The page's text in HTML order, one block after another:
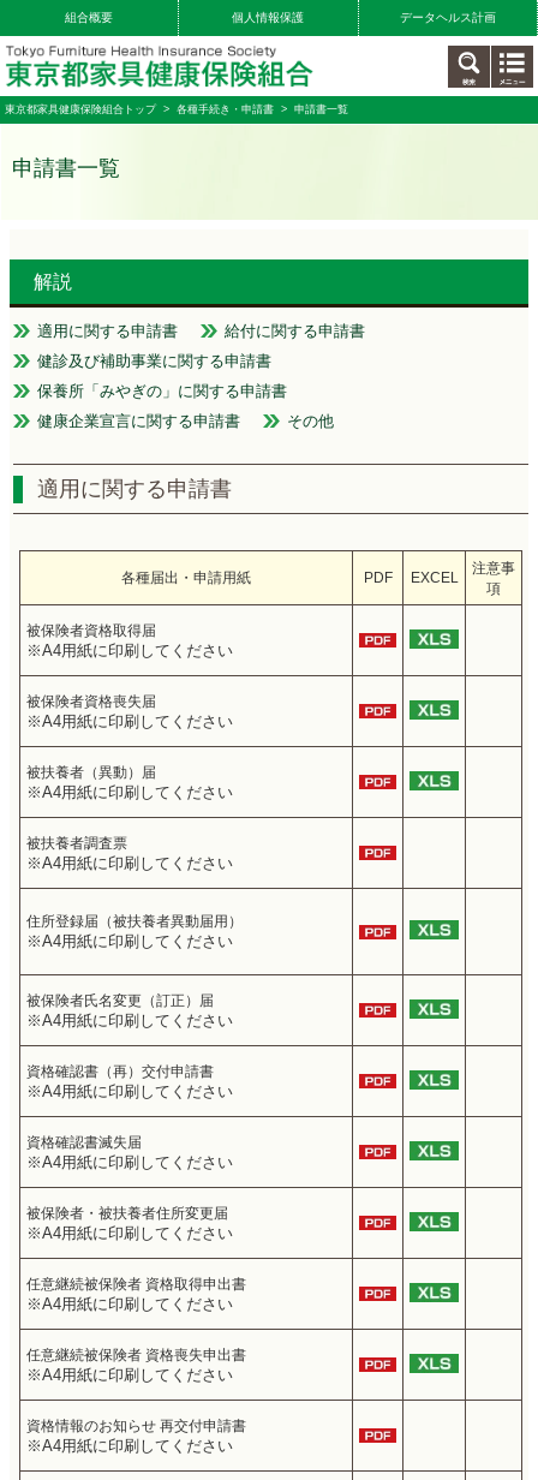
組合概要 個人情報保護 データヘルス計画
東京都家具健康保険組合トップ> 各種手続き・申請書 > 申請書一覧
申請書一覧
解説
適用に関する申請書
給付に関する申請書
健診及び補助事業に関する申請書
保養所「みやぎの」に関する申請書
健康企業宣言に関する申請書
その他
適用に関する申請書
各種届出・申請用紙 PDF EXCEL
注意事
項
被保険者資格取得届
※A4用紙に印刷してください
被保険者資格喪失届
※A4用紙に印刷してください
被扶養者（異動）届
※A4用紙に印刷してください
被扶養者調査票
※A4用紙に印刷してください
住所登録届（被扶養者異動届用）
※A4用紙に印刷してください
被保険者氏名変更（訂正）届
※A4用紙に印刷してください
資格確認書（再）交付申請書
※A4用紙に印刷してください
資格確認書滅失届
※A4用紙に印刷してください
被保険者・被扶養者住所変更届
※A4用紙に印刷してください
任意継続被保険者 資格取得申出書
※A4用紙に印刷してください
任意継続被保険者 資格喪失申出書
※A4用紙に印刷してください
資格情報のお知らせ 再交付申請書
※A4用紙に印刷してください